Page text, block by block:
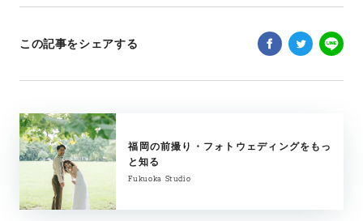
この記事をシェアする
福岡の前撮り・フォトウェディングをもっ
と知る
Fukuoka Studio